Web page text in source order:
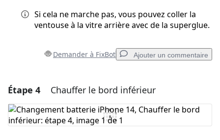
Si cela ne marche pas, vous pouvez coller la
ventouse à la vitre arrière avec de la superglue.
Demander à FixBot Ajouter un commentaire
Ajouter un commentaire
Ajouter un commentaire
Étape 4 Chauffer le bord inférieur